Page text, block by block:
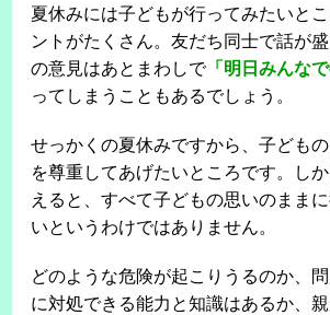
夏休みには子どもが行ってみたいと
ントがたくさん。友だち同士で話が
の意見はあとまわしで「明日みんなで
ってしまうこともあるでしょう。
せっかくの夏休みですから、子ども
を尊重してあげたいところです。し
えると、すべて子どもの思いのまま
いというわけではありません。
どのような危険が起こりうるのか、
に対処できる能力と知識はあるか、